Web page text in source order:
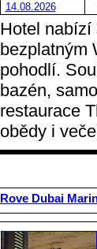
14.08.2026
Hotel nabízí
bezplatným
pohodlí.
bazén,
restaurace
obědy i
Rove Dubai